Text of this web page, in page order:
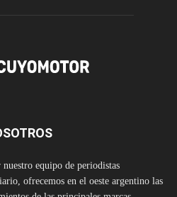
equipo de periodistas
ofrecemos en el oeste argentino las